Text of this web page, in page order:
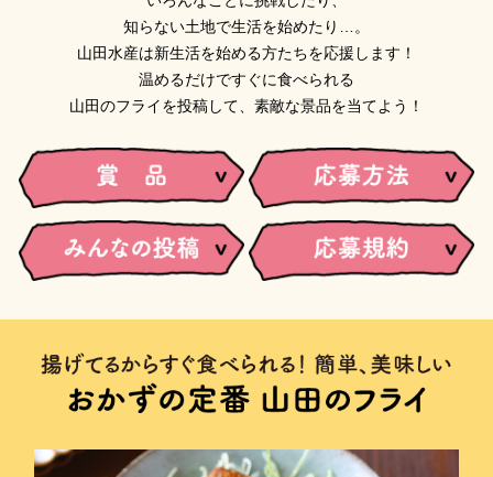
知らない土地で生活を始めたり…。
山田水産は新生活を始める方たちを応援します！
温めるだけですぐに食べられる
山田のフライを投稿して、素敵な景品を当てよう！